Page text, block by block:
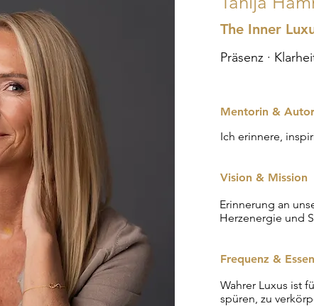
The Inner
Präsenz ·
Mentorin &
Ich erinnere,
Vision & Mission
Erinnerung an
Herzenergie und
Frequenz &
Wahrer Luxus ist
spüren, zu